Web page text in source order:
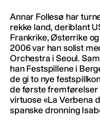
Annar Follesø har
rekke land, deriblant
Frankrike, Østerrike
2006 var han solist
Orchestra i Seoul.
han Festspillene i
de gi to nye
de første fremførelser
virtuose «La Verbena
spanske dronning